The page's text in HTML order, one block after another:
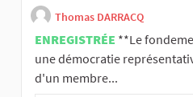
Thomas DARRACQ
ENREGISTRÉE **Le
une démocratie
d'un membre...